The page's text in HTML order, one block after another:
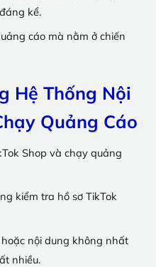
kể.
cáo mà nằm ở chiến
Hệ Thống Nội
Quảng Cáo
Shop và chạy quảng
kiểm tra hồ sơ TikTok
nội dung không nhất
nhiều.